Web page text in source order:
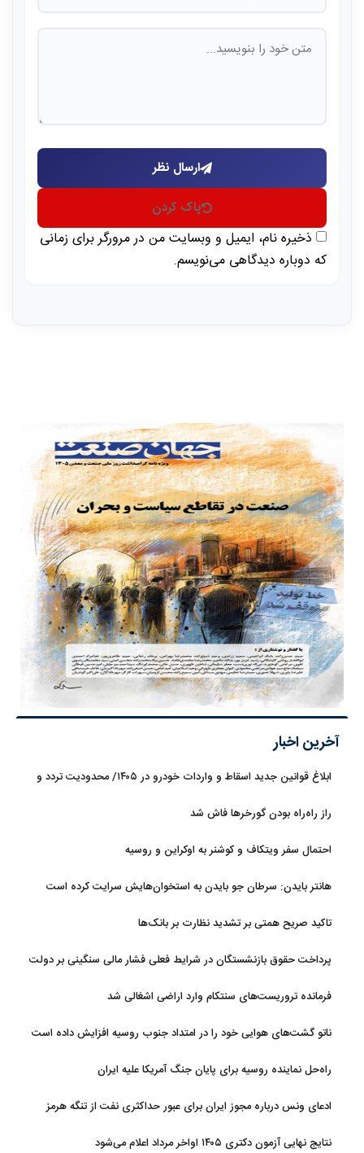
ارسال نظر
پاک کردن
ذخیره نام، ایمیل و وبسایت من در مرورگر برای زمانی
که دوباره دیدگاهی می‌نویسم.
آخرین اخبار
ابلاغ قوانین جدید اسقاط و واردات خودرو در ۱۴۰۵/ محدودیت تردد و
راز راه‌راه بودن گورخرها فاش شد
احتمال سفر ویتکاف و کوشنر به اوکراین و روسیه
هانتر بایدن: سرطان جو بایدن به استخوان‌هایش سرایت کرده است
تاکید صریح همتی بر تشدید نظارت بر بانک‌ها
پرداخت حقوق بازنشستگان در شرایط فعلی فشار مالی سنگینی بر دولت
فرمانده تروریست‌های سنتکام وارد اراضی اشغالی شد
ناتو گشت‌های هوایی خود را در امتداد جنوب روسیه افزایش داده است
راه‌حل نماینده روسیه برای پایان جنگ آمریکا علیه ایران
ادعای ونس درباره مجوز ایران برای عبور حداکثری نفت از تنگه هرمز
نتایج نهایی آزمون دکتری ۱۴۰۵ اواخر مرداد اعلام می‌شود